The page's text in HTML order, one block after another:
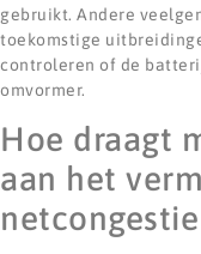
gebruikt. Andere
toekomstige
controleren of de
omvormer.
Hoe draagt
aan het